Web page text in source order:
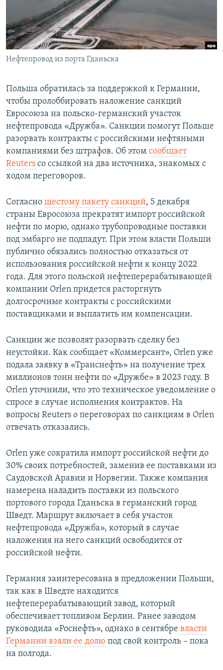
ПОБЕДИТЕЛЕЙ НЕ СУДЯТ?
КРЫМ.НЕПОКОРЕННЫЙ
ELIFBE
УКРАИНСКАЯ ПРОБЛЕМА КРЫМА
ПРИСОЕДИНЯЙТЕСЬ!
Нефтепровод из порта Гданьска
Польша обратилась за поддержкой к Германии,
чтобы пролоббировать наложение санкций
Евросоюза на польско-германский участок
нефтепровода «Дружба». Санкции помогут Польше
разорвать контракты с российскими нефтяными
компаниями без штрафов. Об этом сообщает
Reuters со ссылкой на два источника, знакомых с
ходом переговоров.
Согласно шестому пакету санкций, 5 декабря
страны Евросоюза прекратят импорт российской
нефти по морю, однако трубопроводные поставки
под эмбарго не подпадут. При этом власти Польши
публично обязались полностью отказаться от
использования российской нефти к концу 2022
года. Для этого польской нефтеперерабатывающей
компании Orlen придется расторгнуть
долгосрочные контракты с российскими
поставщиками и выплатить им компенсации.
Санкции же позволят разорвать сделку без
неустойки. Как сообщает «Коммерсант», Orlen уже
подала заявку в «Транснефть» на получение трех
миллионов тонн нефти по «Дружбе» в 2023 году. В
Orlen уточнили, что это техническое уведомление о
спросе в случае исполнения контрактов. На
вопросы Reuters о переговорах по санкциям в Orlen
отвечать отказались.
Orlen уже сократила импорт российской нефти до
30% своих потребностей, заменив ее поставками из
Саудовской Аравии и Норвегии. Также компания
намерена наладить поставки из польского
портового города Гданьска в германский город
Шведт. Маршрут включает в себя участок
нефтепровода «Дружба», который в случае
наложения на него санкций освободится от
российской нефти.
Германия заинтересована в предложении Польши,
так как в Шведте находится
нефтеперерабатывающий завод, который
обеспечивает топливом Берлин. Ранее заводом
руководила «Роснефть», однако в сентябре власти
Германии взяли ее долю под свой контроль – пока
на полгода.